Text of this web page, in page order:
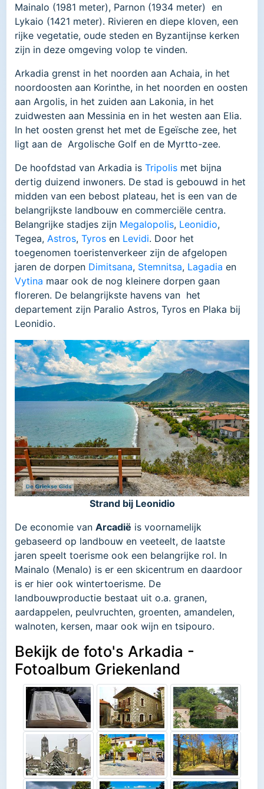
Mainalo (1981 meter), Parnon (1934 meter) en
Lykaio (1421 meter). Rivieren en diepe kloven, een
rijke vegetatie, oude steden en Byzantijnse kerken
zijn in deze omgeving volop te vinden.
Arkadia grenst in het noorden aan Achaia, in het
noordoosten aan Korinthe, in het noorden en oosten
aan Argolis, in het zuiden aan Lakonia, in het
zuidwesten aan Messinia en in het westen aan Elia.
In het oosten grenst het met de Egeïsche zee, het
ligt aan de Argolische Golf en de Myrtto-zee.
De hoofdstad van Arkadia is Tripolis met bijna
dertig duizend inwoners. De stad is gebouwd in het
midden van een bebost plateau, het is een van de
belangrijkste landbouw en commerciële centra.
Belangrijke stadjes zijn Megalopolis, Leonidio,
Tegea, Astros, Tyros en Levidi. Door het
toegenomen toeristenverkeer zijn de afgelopen
jaren de dorpen Dimitsana, Stemnitsa, Lagadia en
Vytina maar ook de nog kleinere dorpen gaan
floreren. De belangrijkste havens van het
departement zijn Paralio Astros, Tyros en Plaka bij
Leonidio.
Strand bij Leonidio
De economie van Arcadië is voornamelijk
gebaseerd op landbouw en veeteelt, de laatste
jaren speelt toerisme ook een belangrijke rol. In
Mainalo (Menalo) is er een skicentrum en daardoor
is er hier ook wintertoerisme. De
landbouwproductie bestaat uit o.a. granen,
aardappelen, peulvruchten, groenten, amandelen,
walnoten, kersen, maar ook wijn en tsipouro.
Bekijk de foto's Arkadia -
Fotoalbum Griekenland